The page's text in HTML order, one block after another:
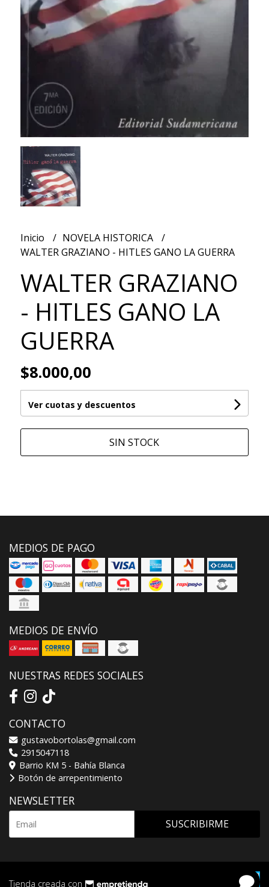
Inicio
NOVELA HISTORICA
WALTER GRAZIANO - HITLES GANO LA GUERRA
WALTER GRAZIANO
- HITLES GANO LA
GUERRA
$8.000,00
Ver cuotas y descuentos
SIN STOCK
MEDIOS DE PAGO
MEDIOS DE ENVÍO
NUESTRAS REDES SOCIALES
CONTACTO
gustavobortolas@gmail.com
2915047118
Barrio KM 5 - Bahía Blanca
Botón de arrepentimiento
NEWSLETTER
SUSCRIBIRME
Tienda creada con